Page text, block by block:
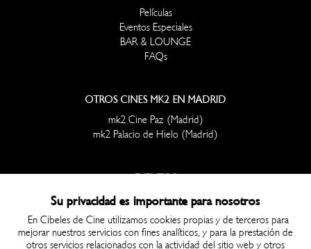
Películas
Eventos Especiales
BAR & LOUNGE
FAQs
OTROS CINES MK2 EN MADRID
mk2 Cine Paz (Madrid)
mk2 Palacio de Hielo (Madrid)
EVENTOS
Todos
AYUDA
Su privacidad es importante para nosotros
En Cibeles de Cine utilizamos cookies propias y de terceros para
mejorar nuestros servicios con fines analíticos, y para la prestación de
otros servicios relacionados con la actividad del sitio web y otros